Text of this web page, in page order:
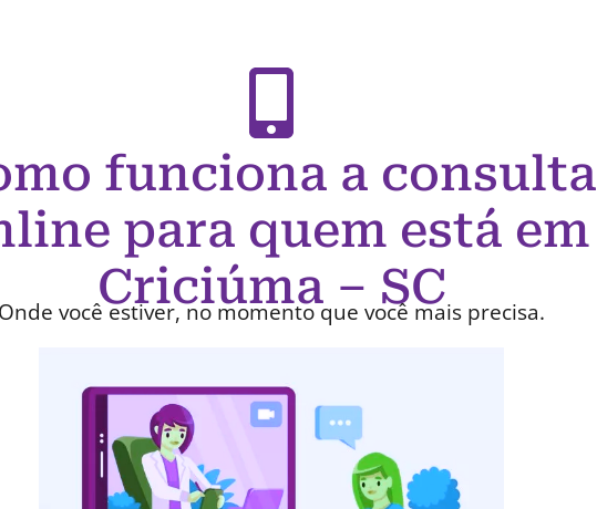
funciona a consulta
para quem está em
Criciúma – SC
Onde você estiver, no momento que você mais precisa.